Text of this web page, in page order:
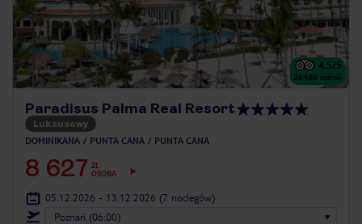
4.5/5
26488 opinii
Paradisus Palma Real Resort
Luksusowy
DOMINIKANA PUNTA CANA PUNTA CANA
8 627 ZŁ
OSOBA
05.12.2026 - 13.12.2026 (7 noclegów)
Poznań (06:00)